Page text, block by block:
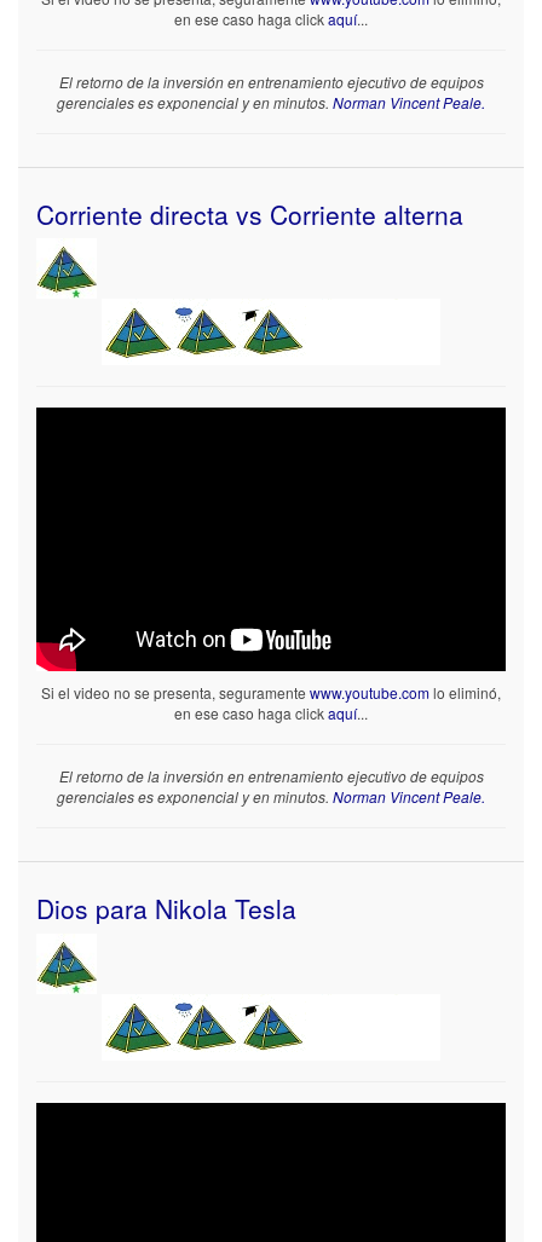
en ese caso haga clickaquí...
El retorno de la inversión en entrenamiento ejecutivo de equipos
gerenciales es exponencial y en minutos. Norman Vincent Peale.
Corriente directa vs Corriente alterna
Si el video no se presenta, seguramente www.youtube.comlo eliminó,
en ese caso haga clickaquí...
El retorno de la inversión en entrenamiento ejecutivo de equipos
gerenciales es exponencial y en minutos. Norman Vincent Peale.
Dios para Nikola Tesla